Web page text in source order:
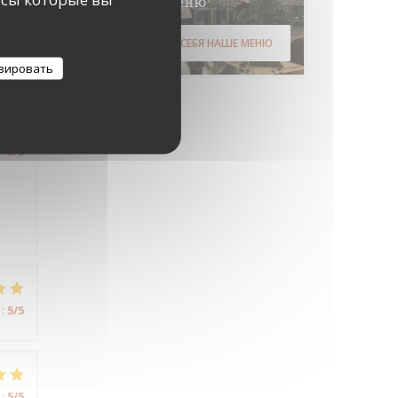
: 5/5
:5/5
: 5/5
ОТКРОЙТЕ ДЛЯ СЕБЯ НАШЕ МЕНЮ